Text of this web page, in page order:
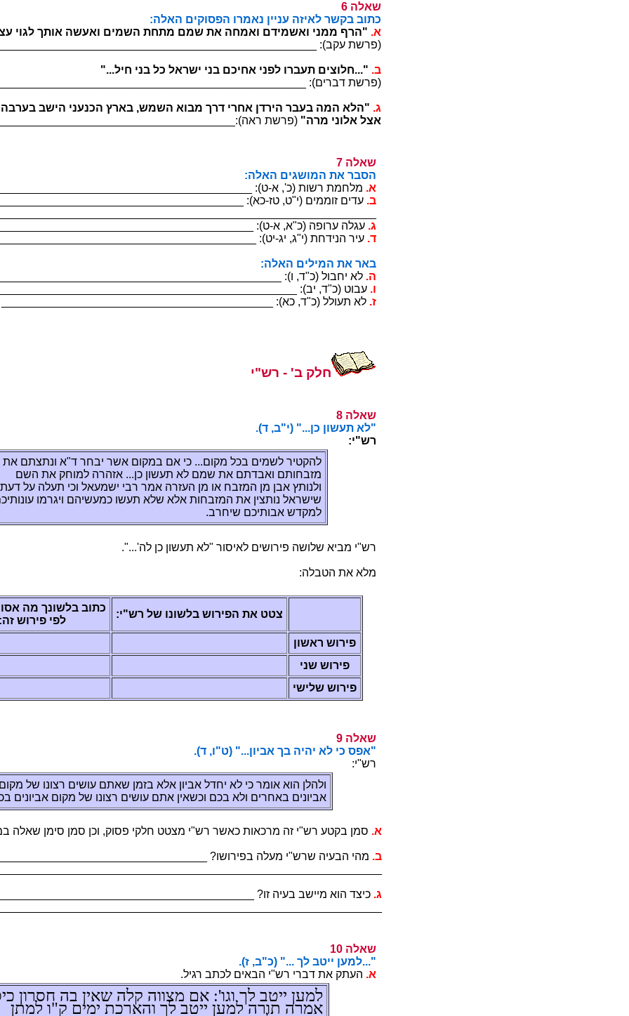
6 הלאש
:הלאה םיקוספה ורמאנ ןיינע הזיאל רשקב בותכ
"ונממ ברו םוצע יוגל ךתוא השעאו םימשה תחתמ םמש תא החמאו .א
___________________________________________________ :(בקע תשרפ)
"...ליח ינב לכ לארשי ינב םכיחא ינפל ורבעת םיצולח..." .ב
_____________________________________________________ :(םירבד
לגלגה לומ הברעב בשיה ינענכה ץראב ,שמשה אובמ ךרד ירחא ןדריה .ג
________________________________________:(האר "הרמ ינולא לצא
7 הלאש
:הלאה םיגשומה תא רבסה
____________________________________________ :(ט-א ,'כ) תושר .א
__________________________________________ :(אכ-זט ,ט"י) םיממוז .ב
____________________________________________ :(ט-א ,א"כ) הפורע .ג
____________________________________________ :(טי-גי ,ג"י) תחדינה .ד
:הלאה םילימה תא ראב
_____________________________________________ :(ו ,ד"כ) לובחי אל .ה
_______________________________________________ :(בי ,ד"כ) טובע .ו
___________________________________________ :(אכ ,ד"כ) ללועת אל .ז
י"שר - 'ב קלח
8 הלאש
.(ד ,ב"י) "...ןכ ןושעת אל"
:י"שר
תא םתצתנו א"ד רחבי רשא םוקמב םא יכ ...םוקמ לכב םימשל ריטקהל
םשה תא קחומל הרהזא ...ןכ ןושעת אל םמש תא םתדבאו םתוחבזמ
ךתעד לע הלעת יכו לאעמשי יבר רמא הרזעה ןמ וא חבזמה ןמ ןבא
םכיתונוע ומרגיו םהישעמכ ושעת אלש אלא תוחבזמה תא ןיצתונ
.ברחיש םכיתובא שדקמל
."...'הל ןכ ןושעת אל" רוסיאל םישוריפ השולש איבמ י"שר
:הלבטה תא אלמ
תושעל רוסא המ
:הז שוריפ יפל
:י"שר לש ונושלב שוריפה תא טטצ
ןושאר שוריפ
ינש שוריפ
ישילש שוריפ
9 הלאש
.(ד ,ו"ט) "...ןויבא ךב היהי אל יכ ספא"
:י"שר
םוקמ לש ונוצר םישוע םתאש ןמזב אלא ןויבא לדחי אל יכ רמוא אוה ןלהלו
.םכב םינויבא םוקמ לש ונוצר םישוע םתא ןיאשכו םכב אלו םירחאב
.םיאתמה םוקמב הלאש ןמיס ןמס ןכו ,קוספ יקלח טטצמ י"שר רשאכ תואכרמ הז .א
_____________________________________ ?ושוריפב הלעמ י"שרש .ב
___________________________________________ ?וז היעב בשיימ אוה .ג
10 הלאש
.(ז ,ב"כ) "... ךל בטיי ןעמל..."
.ליגר בתכל םיאבה י"שר ירבד תא קתעה .א
סיכ ןורסח הב ןיאש הלק הווצמ םא :'וגו ךל בטיי
ןתמל ו"ק םימי תכראהו ךל בטיי ןעמל הרות הרמא